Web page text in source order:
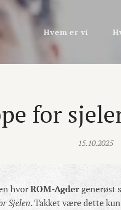
Hvem er vi
for
15.10.2025
hvorROM-Agder generøst
Sjelen. Takket være dette